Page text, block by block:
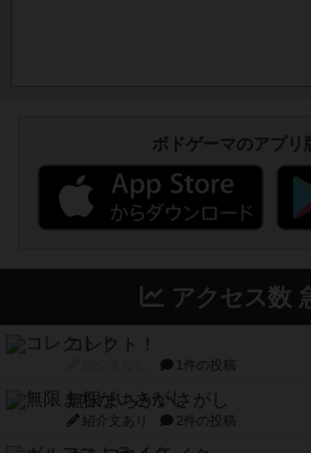
ボドゲーマのアプリ
アクセス数
コレクト！
1件の投稿
無限まちがいさがし
紹介文あり 2件の投稿